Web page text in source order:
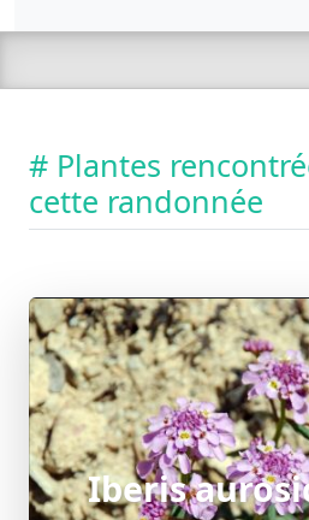
# Plantes
cette randonnée
Iberis